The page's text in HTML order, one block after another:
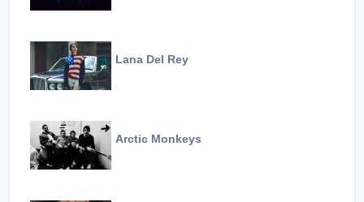
Lana Del Rey
Arctic Monkeys